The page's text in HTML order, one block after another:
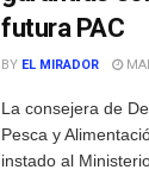
futura PAC
BY EL MIRADOR
La consejera de
Pesca y
instado al